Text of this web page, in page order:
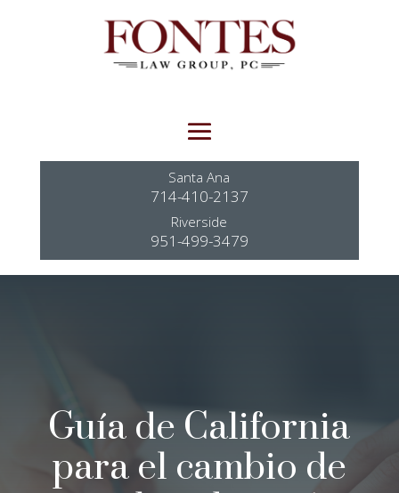
Santa Ana
714-410-2137
Riverside
951-499-3479
Guía de California
para el cambio de